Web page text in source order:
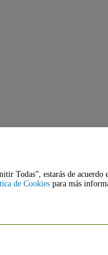
Todas”, estarás de
de Cookies para más